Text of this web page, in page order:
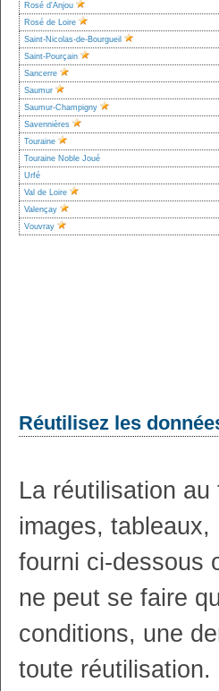
Rosé d'Anjou
Rosé de Loire
Saint-Nicolas-de-Bourgueil
Saint-Pourçain
Sancerre
Saumur
Saumur-Champigny
Savennières
Touraine
Touraine Noble Joué
Urfé
Val de Loire
Valençay
Vouvray
Réutilisez les
La réutilisation
images,
fourni ci-dessous
ne peut se faire
conditions, une
toute réutilisation.